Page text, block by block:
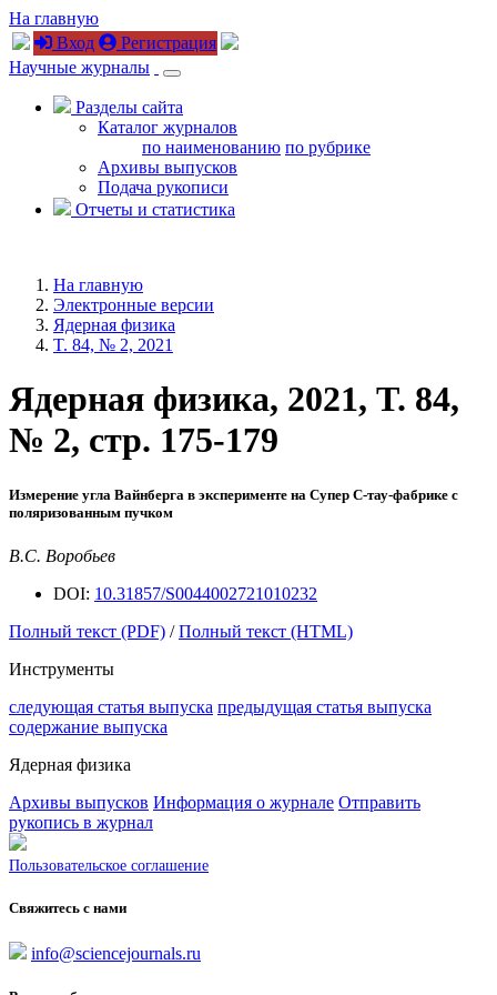
На главную
Вход
Регистрация
Научные журналы
Разделы сайта
Каталог журналов
по наименованию по рубрике
Архивы выпусков
Подача рукописи
Отчеты и статистика
На главную
Электронные версии
Ядерная физика
T. 84, № 2, 2021
Ядерная физика, 2021, T. 84,
№ 2, стр. 175-179
Измерение угла Вайнберга в эксперименте на Супер С-тау-фабрике с
поляризованным пучком
В.С. Воробьев
DOI: 10.31857/S0044002721010232
Полный текст (PDF) /Полный текст (HTML)
Инструменты
следующая статья выпуска предыдущая статья выпуска
содержание выпуска
Ядерная физика
Архивы выпусков Информация о журнале Отправить
рукопись в журнал
Пользовательское соглашение
Свяжитесь с нами
info@sciencejournals.ru